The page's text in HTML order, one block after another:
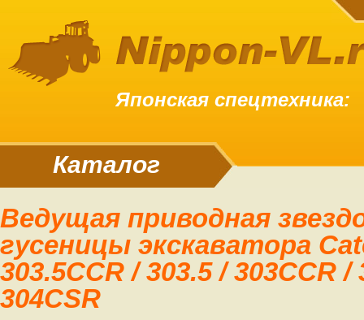
Японская спецтехника:
Каталог
Ведущая приводная звездочка (звезда)
гусеницы экскаватора
303.5CCR / 303.5 / 303CCR /
304CSR